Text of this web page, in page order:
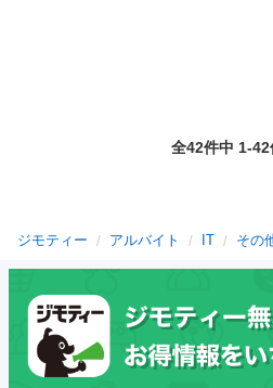
全42件中 1-42
ジモティー アルバイト IT その